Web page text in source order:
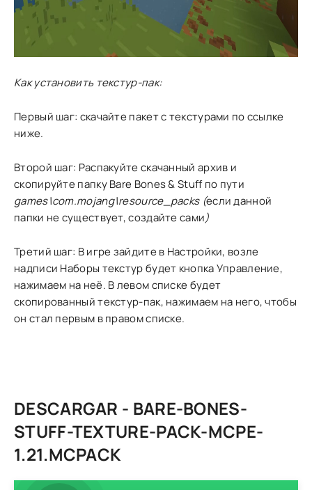
Как установить текстур-пак:
Первый шаг: скачайте пакет с текстурами по ссылке
ниже.
Второй шаг: Распакуйте скачанный архив и
скопируйте папку Bare Bones & Stuff по пути
games\com.mojang\resource_packs (если данной
папки не существует, создайте сами)
Третий шаг: В игре зайдите в Настройки, возле
надписи Наборы текстур будет кнопка Управление,
нажимаем на неё. В левом списке будет
скопированный текстур-пак, нажимаем на него, чтобы
он стал первым в правом списке.
DESCARGAR - BARE-BONES-
STUFF-TEXTURE-PACK-MCPE-
1.21.MCPACK